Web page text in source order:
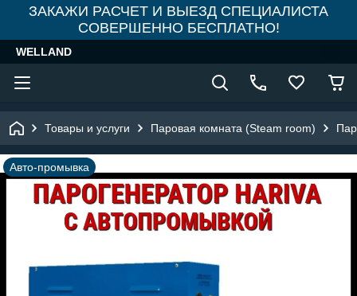
ЗАКАЖИ РАСЧЕТ И ВЫЕЗД СПЕЦИАЛИСТА
СОВЕРШЕННО БЕСПЛАТНО!
WELLAND
Товары и услуги Паровая комната (Steam room)
Авто-промывка